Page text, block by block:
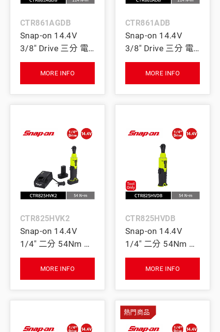
CTR861AGDB
Snap-on 14.4V
3/8" Drive 三分 電
動棘輪扳手 214Nm
(Tool Only) (綠)
MORE INFO
CTR861ADB
Snap-on 14.4V
3/8" Drive 三分 電
動棘輪扳手 214Nm
(Tool Only) (紅)
MORE INFO
CTR825HVK2
Snap-on 14.4V
1/4" 二分 54Nm 短
頸無刷電動棘輪扳
手｜雙電池+充電座
(螢光黃)
MORE INFO
CTR825HVDB
Snap-on 14.4V
1/4" 二分 54Nm 短
頸無刷電動棘輪扳
手 (Tool Only) (螢
光黃)
MORE INFO
熱門商品